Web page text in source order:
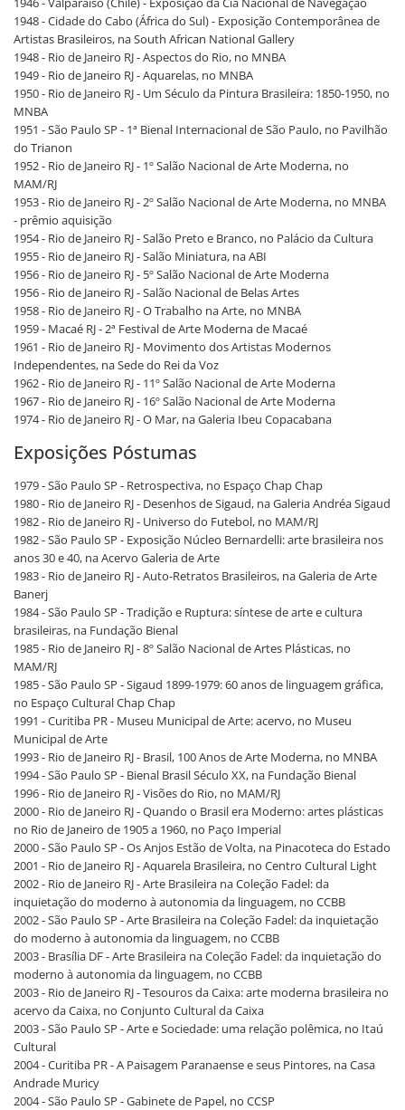
1948 - Cidade do Cabo (África do Sul) - Exposição Contemporânea de
Artistas Brasileiros, na South African National Gallery
1948 - Rio de Janeiro RJ - Aspectos do Rio, no MNBA
1949 - Rio de Janeiro RJ - Aquarelas, no MNBA
1950 - Rio de Janeiro RJ - Um Século da Pintura Brasileira: 1850-1950, no
MNBA
1951 - São Paulo SP - 1ª Bienal Internacional de São Paulo, no Pavilhão
do Trianon
1952 - Rio de Janeiro RJ - 1º Salão Nacional de Arte Moderna, no
MAM/RJ
1953 - Rio de Janeiro RJ - 2º Salão Nacional de Arte Moderna, no MNBA
- prêmio aquisição
1954 - Rio de Janeiro RJ - Salão Preto e Branco, no Palácio da Cultura
1955 - Rio de Janeiro RJ - Salão Miniatura, na ABI
1956 - Rio de Janeiro RJ - 5º Salão Nacional de Arte Moderna
1956 - Rio de Janeiro RJ - Salão Nacional de Belas Artes
1958 - Rio de Janeiro RJ - O Trabalho na Arte, no MNBA
1959 - Macaé RJ - 2ª Festival de Arte Moderna de Macaé
1961 - Rio de Janeiro RJ - Movimento dos Artistas Modernos
Independentes, na Sede do Rei da Voz
1962 - Rio de Janeiro RJ - 11º Salão Nacional de Arte Moderna
1967 - Rio de Janeiro RJ - 16º Salão Nacional de Arte Moderna
1974 - Rio de Janeiro RJ - O Mar, na Galeria Ibeu Copacabana
Exposições Póstumas
1979 - São Paulo SP - Retrospectiva, no Espaço Chap Chap
1980 - Rio de Janeiro RJ - Desenhos de Sigaud, na Galeria Andréa Sigaud
1982 - Rio de Janeiro RJ - Universo do Futebol, no MAM/RJ
1982 - São Paulo SP - Exposição Núcleo Bernardelli: arte brasileira nos
anos 30 e 40, na Acervo Galeria de Arte
1983 - Rio de Janeiro RJ - Auto-Retratos Brasileiros, na Galeria de Arte
Banerj
1984 - São Paulo SP - Tradição e Ruptura: síntese de arte e cultura
brasileiras, na Fundação Bienal
1985 - Rio de Janeiro RJ - 8º Salão Nacional de Artes Plásticas, no
MAM/RJ
1985 - São Paulo SP - Sigaud 1899-1979: 60 anos de linguagem gráfica,
no Espaço Cultural Chap Chap
1991 - Curitiba PR - Museu Municipal de Arte: acervo, no Museu
Municipal de Arte
1993 - Rio de Janeiro RJ - Brasil, 100 Anos de Arte Moderna, no MNBA
1994 - São Paulo SP - Bienal Brasil Século XX, na Fundação Bienal
1996 - Rio de Janeiro RJ - Visões do Rio, no MAM/RJ
2000 - Rio de Janeiro RJ - Quando o Brasil era Moderno: artes plásticas
no Rio de Janeiro de 1905 a 1960, no Paço Imperial
2000 - São Paulo SP - Os Anjos Estão de Volta, na Pinacoteca do Estado
2001 - Rio de Janeiro RJ - Aquarela Brasileira, no Centro Cultural Light
2002 - Rio de Janeiro RJ - Arte Brasileira na Coleção Fadel: da
inquietação do moderno à autonomia da linguagem, no CCBB
2002 - São Paulo SP - Arte Brasileira na Coleção Fadel: da inquietação
do moderno à autonomia da linguagem, no CCBB
2003 - Brasília DF - Arte Brasileira na Coleção Fadel: da inquietação do
moderno à autonomia da linguagem, no CCBB
2003 - Rio de Janeiro RJ - Tesouros da Caixa: arte moderna brasileira no
acervo da Caixa, no Conjunto Cultural da Caixa
2003 - São Paulo SP - Arte e Sociedade: uma relação polêmica, no Itaú
Cultural
2004 - Curitiba PR - A Paisagem Paranaense e seus Pintores, na Casa
Andrade Muricy
2004 - São Paulo SP - Gabinete de Papel, no CCSP